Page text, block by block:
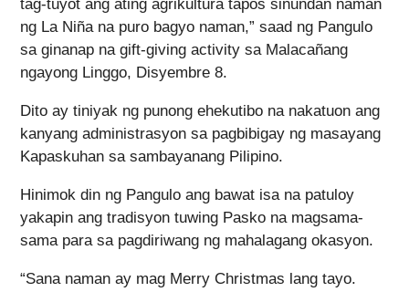
tag-tuyot ang ating agrikultura tapos sinundan naman
ng La Niña na puro bagyo naman,” saad ng Pangulo
sa ginanap na gift-giving activity sa Malacañang
ngayong Linggo, Disyembre 8.
Dito ay tiniyak ng punong ehekutibo na nakatuon ang
kanyang administrasyon sa pagbibigay ng masayang
Kapaskuhan sa sambayanang Pilipino.
Hinimok din ng Pangulo ang bawat isa na patuloy
yakapin ang tradisyon tuwing Pasko na magsama-
sama para sa pagdiriwang ng mahalagang okasyon.
“Sana naman ay mag Merry Christmas lang tayo.